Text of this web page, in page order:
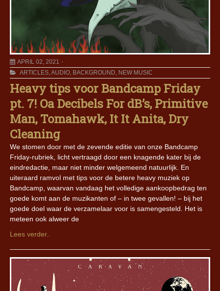
APRIL 02, 2021
ARTICLES,AUDIO, BACKGROUND, NEW MUSIC
Heavy tips voor Bandcamp Friday
pt. 7! Oa Decibels For dB’s, Primitive
Man, Tomahawk, It It Anita, Dry
Cleaning
We stomen door met de zevende editie van onze Bandcamp
Friday-rubriek, licht vertraagd door een knagende kater bij de
eindredactie, maar niet minder welgemeend natuurlijk. En
uiteraard ramvol met tips voor de betere heavy muziek op
Bandcamp, waarvan vandaag het volledige aankoopbedrag ten
goede komt aan de muzikanten of – in twee gevallen! – bij het
goede doel waar de verzamelaar voor is samengesteld. Het is
meteen ook alweer de
Lees verder..